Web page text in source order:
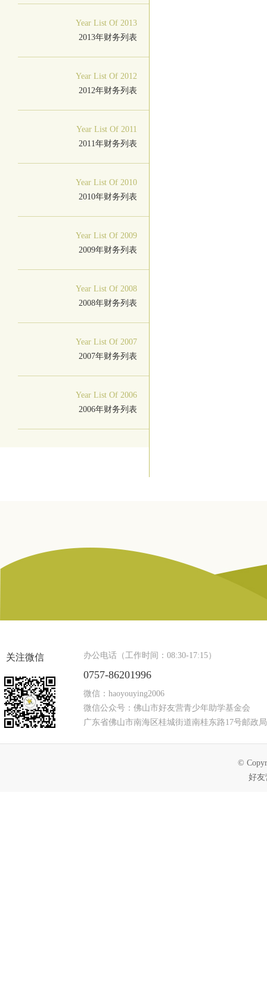
Year List Of 2013
2013年财务列表
Year List Of 2012
2012年财务列表
Year List Of 2011
2011年财务列表
Year List Of 2010
2010年财务列表
Year List Of 2009
2009年财务列表
Year List Of 2008
2008年财务列表
Year List Of 2007
2007年财务列表
Year List Of 2006
2006年财务列表
关注微信 办公电话（工作时间：08:30-17:15）
0757-86201996
微信：haoyouying2006
微信公众号：佛山市好友营青少年助学基金会
广东省佛山市南海区桂城街道南桂东路17号邮政
©
好